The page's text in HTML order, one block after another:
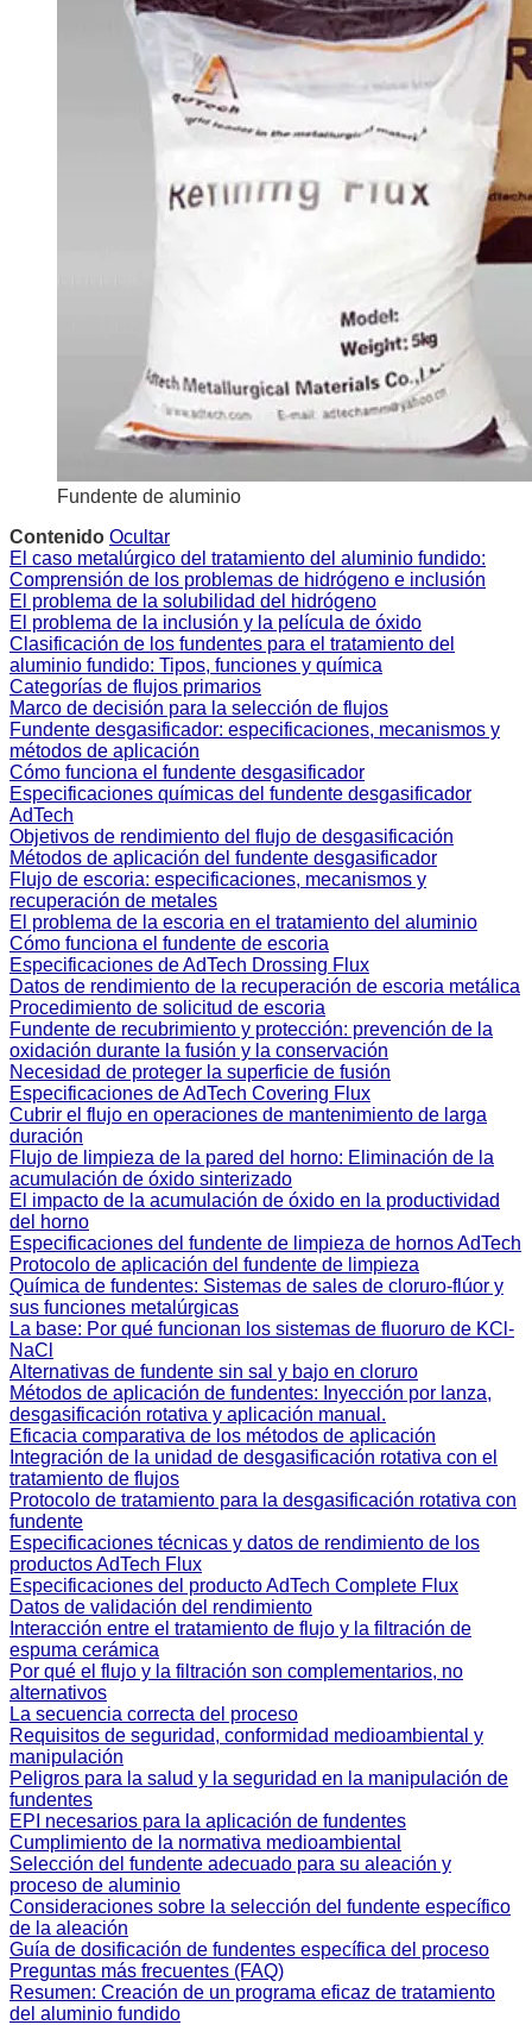
Fundente de aluminio
Contenido Ocultar
El caso metalúrgico del tratamiento del aluminio fundido:
Comprensión de los problemas de hidrógeno e inclusión
El problema de la solubilidad del hidrógeno
El problema de la inclusión y la película de óxido
Clasificación de los fundentes para el tratamiento del
aluminio fundido: Tipos, funciones y química
Categorías de flujos primarios
Marco de decisión para la selección de flujos
Fundente desgasificador: especificaciones, mecanismos y
métodos de aplicación
Cómo funciona el fundente desgasificador
Especificaciones químicas del fundente desgasificador
AdTech
Objetivos de rendimiento del flujo de desgasificación
Métodos de aplicación del fundente desgasificador
Flujo de escoria: especificaciones, mecanismos y
recuperación de metales
El problema de la escoria en el tratamiento del aluminio
Cómo funciona el fundente de escoria
Especificaciones de AdTech Drossing Flux
Datos de rendimiento de la recuperación de escoria metálica
Procedimiento de solicitud de escoria
Fundente de recubrimiento y protección: prevención de la
oxidación durante la fusión y la conservación
Necesidad de proteger la superficie de fusión
Especificaciones de AdTech Covering Flux
Cubrir el flujo en operaciones de mantenimiento de larga
duración
Flujo de limpieza de la pared del horno: Eliminación de la
acumulación de óxido sinterizado
El impacto de la acumulación de óxido en la productividad
del horno
Especificaciones del fundente de limpieza de hornos AdTech
Protocolo de aplicación del fundente de limpieza
Química de fundentes: Sistemas de sales de cloruro-flúor y
sus funciones metalúrgicas
La base: Por qué funcionan los sistemas de fluoruro de KCl-
NaCl
Alternativas de fundente sin sal y bajo en cloruro
Métodos de aplicación de fundentes: Inyección por lanza,
desgasificación rotativa y aplicación manual.
Eficacia comparativa de los métodos de aplicación
Integración de la unidad de desgasificación rotativa con el
tratamiento de flujos
Protocolo de tratamiento para la desgasificación rotativa con
fundente
Especificaciones técnicas y datos de rendimiento de los
productos AdTech Flux
Especificaciones del producto AdTech Complete Flux
Datos de validación del rendimiento
Interacción entre el tratamiento de flujo y la filtración de
espuma cerámica
Por qué el flujo y la filtración son complementarios, no
alternativos
La secuencia correcta del proceso
Requisitos de seguridad, conformidad medioambiental y
manipulación
Peligros para la salud y la seguridad en la manipulación de
fundentes
EPI necesarios para la aplicación de fundentes
Cumplimiento de la normativa medioambiental
Selección del fundente adecuado para su aleación y
proceso de aluminio
Consideraciones sobre la selección del fundente específico
de la aleación
Guía de dosificación de fundentes específica del proceso
Preguntas más frecuentes (FAQ)
Resumen: Creación de un programa eficaz de tratamiento
del aluminio fundido